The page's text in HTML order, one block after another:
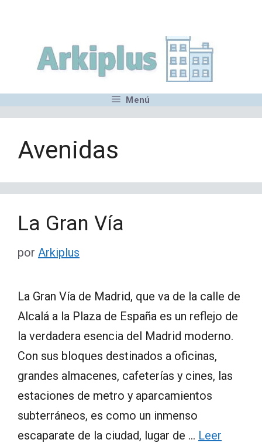
contenido
Menú
Avenidas
La Gran Vía
por Arkiplus
La Gran Vía de Madrid, que va de la calle de
Alcalá a la Plaza de España es un reflejo de
la verdadera esencia del Madrid moderno.
Con sus bloques destinados a oficinas,
grandes almacenes, cafeterías y cines, las
estaciones de metro y aparcamientos
subterráneos, es como un inmenso
escaparate de la ciudad, lugar de … Leer